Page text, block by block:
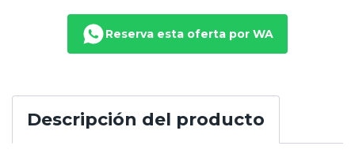
Reserva esta oferta por WA
Descripción del producto